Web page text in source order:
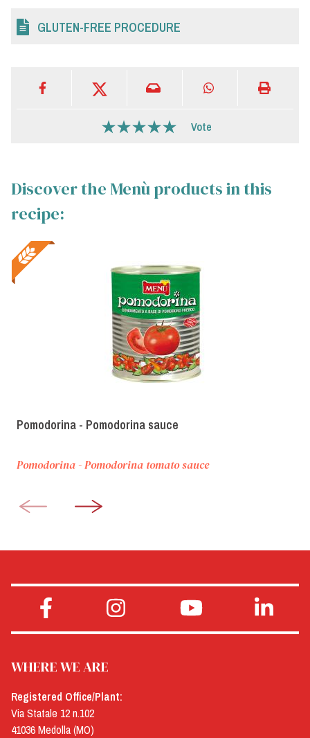
GLUTEN-FREE PROCEDURE
Vote
Discover the Menù products in this
recipe:
Pomodorina - Pomodorina sauce
Pomodorina - Pomodorina tomato sauce
WHERE WE ARE
Registered Office/Plant:
Via Statale 12 n.102
41036 Medolla (MO)